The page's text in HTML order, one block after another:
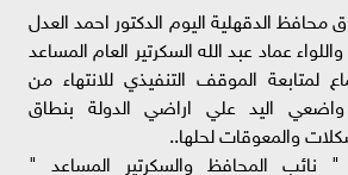
محافظ الدقهلية اليوم الدكتور احمد العدل
عماد عبد الله السكرتير العام المساعد
لمتابعة الموقف التنفيذي للانتهاء من
اليد علي اراضي الدولة بنطاق
والمعوقات لحلها..
المحافظ والسكرتير المساعد "